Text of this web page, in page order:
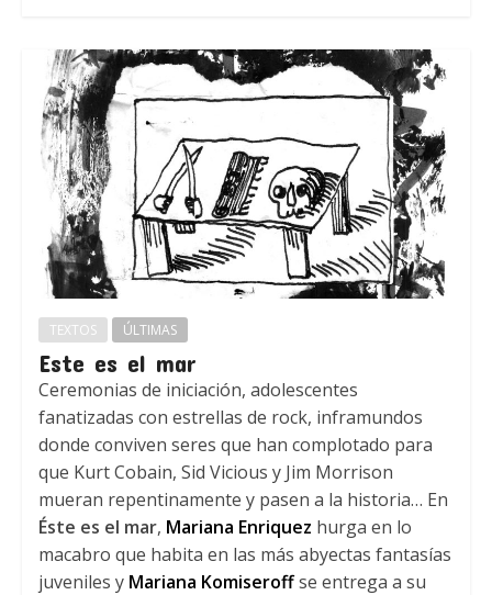
TEXTOS ÚLTIMAS
Este es el mar
Ceremonias de iniciación, adolescentes
fanatizadas con estrellas de rock, inframundos
donde conviven seres que han complotado para
que Kurt Cobain, Sid Vicious y Jim Morrison
mueran repentinamente y pasen a la historia… En
Éste es el mar, Mariana Enriquez hurga en lo
macabro que habita en las más abyectas fantasías
juveniles y Mariana Komiseroffse entrega a su